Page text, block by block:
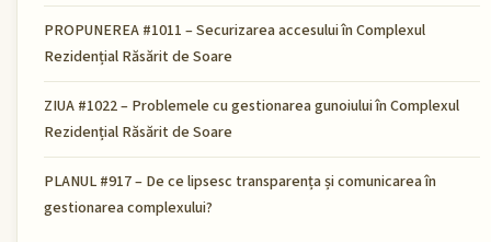
PROPUNEREA #1011 – Securizarea accesului în Complexul
Rezidențial Răsărit de Soare
ZIUA #1022 – Problemele cu gestionarea gunoiului în Complexul
Rezidențial Răsărit de Soare
PLANUL #917 – De ce lipsesc transparența și comunicarea în
gestionarea complexului?